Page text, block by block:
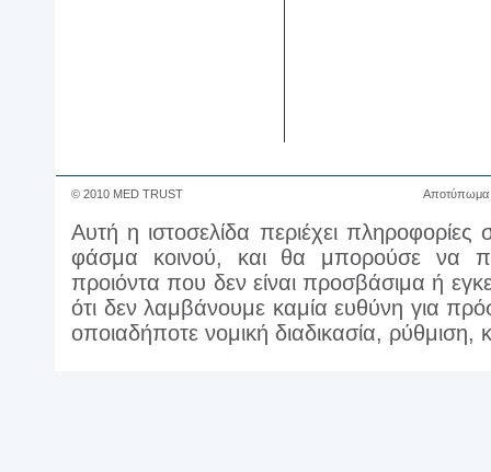
© 2010 MED TRUST Αποτύπωμα
Αυτή η ιστοσελίδα περιέχει
φάσμα κοινού, και θα μπορούσε να
προιόντα που δεν είναι προσβάσιμα ή
ότι δεν λαμβάνουμε καμία ευθύνη για
οποιαδήποτε νομική διαδικασία,